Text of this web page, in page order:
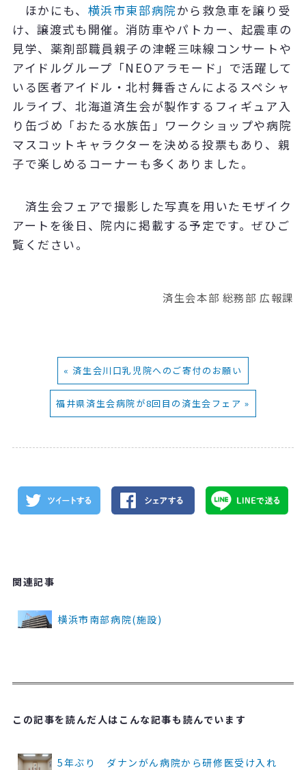
ほかにも、 横浜市東部病院から救急車を譲り受
け、譲渡式も開催。消防車やパトカー、起震車の
見学、薬剤部職員親子の津軽三味線コンサートや
アイドルグループ「NEOアラモード」で活躍して
いる医者アイドル・北村舞香さんによるスペシャ
ルライブ、北海道済生会が製作するフィギュア入
り缶づめ「おたる水族缶」ワークショップや病院
マスコットキャラクターを決める投票もあり、親
子で楽しめるコーナーも多くありました。
済生会フェアで撮影した写真を用いたモザイク
アートを後日、院内に掲載する予定です。ぜひご
覧ください。
済生会本部 総務部 広報課
« 済生会川口乳児院へのご寄付のお願い
福井県済生会病院が8回目の済生会フェア »
関連記事
横浜市南部病院(施設)
この記事を読んだ人はこんな記事も読んでいます
5年ぶり ダナンがん病院から研修医受け入れ